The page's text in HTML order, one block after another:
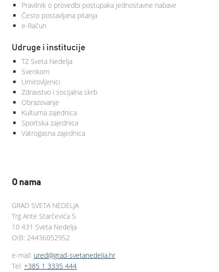
Pravilnik o provedbi postupaka jednostavne nabave
Često postavljana pitanja
e-Račun
Udruge i institucije
TZ Sveta Nedelja
Svenkom
Umirovljenici
Zdravstvo i socijalna skrb
Obrazovanje
Kulturna zajednica
Sportska zajednica
Vatrogasna zajednica
O nama
GRAD SVETA NEDELJA
Trg Ante Starčevića 5
10 431 Sveta Nedelja
OIB: 24436052952
e-mail: ured@grad-svetanedelja.hr
Tel: +385 1 3335 444